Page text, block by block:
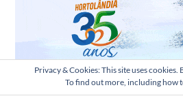
Privacy & Cookies: This site uses
To find out more, including how